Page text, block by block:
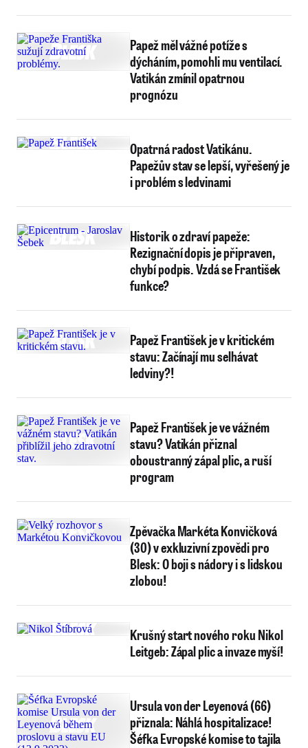
Papež měl vážné potíže s
dýcháním, pomohli mu ventilací.
Vatikán zmínil opatrnou
prognózu
Opatrná radost Vatikánu.
Papežův stav se lepší, vyřešený je
i problém s ledvinami
Historik o zdraví papeže:
Rezignační dopis je připraven,
chybí podpis. Vzdá se František
funkce?
Papež František je v kritickém
stavu: Začínají mu selhávat
ledviny?!
Papež František je ve vážném
stavu? Vatikán přiznal
oboustranný zápal plic, a ruší
program
Zpěvačka Markéta Konvičková
(30) v exkluzivní zpovědi pro
Blesk: O boji s nádory i s lidskou
zlobou!
Krušný start nového roku Nikol
Leitgeb: Zápal plic a invaze myší!
Ursula von der Leyenová (66)
přiznala: Náhlá hospitalizace!
Šéfka Evropské komise to tajila